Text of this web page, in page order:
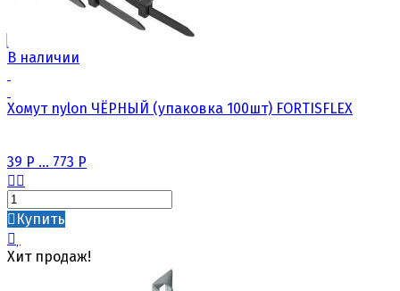
В наличии
Хомут nylon ЧЁРНЫЙ (упаковка 100шт) FORTISFLEX
39 Р ... 773 Р
Купить
Хит продаж!